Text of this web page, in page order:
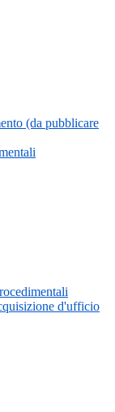
(da pubblicare
d'ufficio